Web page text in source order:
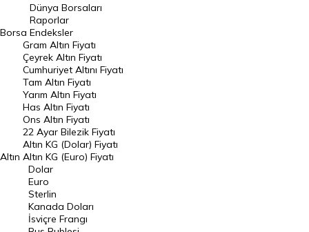
Geçmiş Kapanışlar
Dünya Borsaları
Raporlar
Endeksler
DÖVİZ
Döviz Kuru
Dolar Kuru
Euro Kuru
Pound Kuru
Frank Kuru
Borsa
Dünya Borsaları
Raporlar
Endeksler
Altın
Gram Altın Fiyatı
Çeyrek Altın Fiyatı
Cumhuriyet Altını Fiyatı
Tam Altın Fiyatı
Yarım Altın Fiyatı
Has Altın Fiyatı
Ons Altın Fiyatı
22 Ayar Bilezik Fiyatı
Altın KG (Dolar) Fiyatı
Altın KG (Euro) Fiyatı
Dolar
Euro
Sterlin
Kanada Doları
İsviçre Frangı